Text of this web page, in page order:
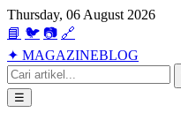
Thursday, 06 August 2026
📘 🐦 📷 🔗
✦ MAGAZINEBLOG
☰